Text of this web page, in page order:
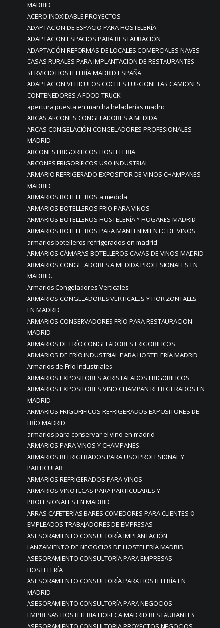
MADRID
ACERO INOXIDABLE PROYECTOS
ADAPTACION DE ESPACIO PARA HOSTELERÍA
ADAPTACION ESPACIOS PARA RESTAURACIÓN
ADAPTACIÓN REFORMAS DE LOCALES COMERCIALES NAVES
CASAS RURALES PARA IMPLANTACION DE RESTAURANTES
SERVICIO HOSTELERÍA MADRID ESPAÑA
ADAPTACION VEHICULOS COCHES FURGONETAS CAMIONES
CONTENEDORES A FOOD TRUCK
apertura puesta en marcha heladerías madrid
ARCAS ARCONES CONGELADORES A MEDIDA
ARCAS CONGELACIÓN CONGELADORES PROFESIONALES
MADRID
ARCONES FRIGORIFICOS HOSTELERIA
ARCONES FRIGORÍFICOS USO INDUSTRIAL
ARMARIO REFRIGERADO EXPOSITOR DE VINOS CHAMPANES
MADRID
ARMARIOS BOTELLEROS a medida
ARMARIOS BOTELLEROS FRIO PARA VINOS
ARMARIOS BOTELLEROS HOSTELERÍA Y HOGARES MADRID
ARMARIOS BOTELLEROS PARA MANTENIMIENTO DE VINOS
armarios botelleros refrigerados en madrid
ARMARIOS CÁMARAS BOTELLEROS CAVAS DE VINOS MADRID
ARMARIOS CONGELADORES A MEDIDA PROFESIONALES EN
MADRID.
Armarios Congeladores Verticales
ARMARIOS CONGELADORES VERTICALES Y HORIZONTALES
EN MADRID
ARMARIOS CONSERVADORES FRÍO PARA RESTAURACION
MADRID
ARMARIOS DE FRÍO CONGELADORES FRIGORIFICOS
ARMARIOS DE FRÍO INDUSTRIAL PARA HOSTELERÍA MADRID
Armarios de Frío Industriales
ARMARIOS EXPOSITORES ACRISTALADOS FRIGORIFICOS
ARMARIOS EXPOSITORES VINO CHAMPAN REFRIGERADOS EN
MADRID
ARMARIOS FRIGORIFICOS REFRIGERADOS EXPOSITORES DE
FRÍO MADRID
armarios para conservar el vino en madrid
ARMARIOS PARA VINOS Y CHAMPANES
ARMARIOS REFRIGERADOS PARA USO PROFESIONAL Y
PARTICULAR
ARMARIOS REFRIGERADOS PARA VINOS
ARMARIOS VINOTECAS PARA PARTICULARES Y
PROFESIONALES EN MADRID
ARRAS CAFETERÍAS BARES COMEDORES PARA CLIENTES O
EMPLEADOS TRABAJADORES DE EMPRESAS
ASESORAMIENTO CONSULTORÍA IMPLANTACIÓN
LANZAMIENTO DE NEGOCIOS DE HOSTELERÍA MADRID
ASESORAMIENTO CONSULTORÍA PARA EMPRESAS
HOSTELERÍA
ASESORAMIENTO CONSULTORÍA PARA HOSTELERÍA EN
MADRID
ASESORAMIENTO CONSULTORÍA PARA NEGOCIOS
EMPRESAS HOSTELERIA HORECA MADRID RESTAURANTES
ASESORAMIENTO CONSULTORIA PROYECTOS NEGOCIOS